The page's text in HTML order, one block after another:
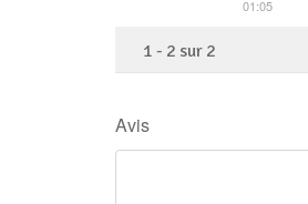
01:05
1 - 2 sur 2
Avis